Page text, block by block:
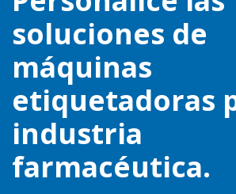
soluciones de
máquinas
etiquetadoras
industria
farmacéutica.